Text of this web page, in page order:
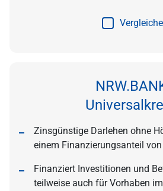
Zinsgünstige Darlehen ohne
einem Finanzierungsanteil
Finanziert Investitionen und
teilweise auch für Vorhaben